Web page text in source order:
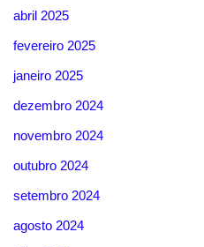
abril 2025
fevereiro 2025
janeiro 2025
dezembro 2024
novembro 2024
outubro 2024
setembro 2024
agosto 2024